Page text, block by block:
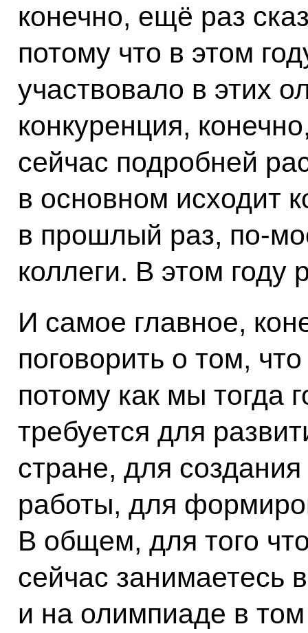
конечно, ещё раз
потому что в этом
участвовало в этих
конкуренция,
сейчас подробней
в основном исходит
в прошлый раз,
коллеги. В этом году
И самое главное,
поговорить о том,
потому как мы тогда
требуется для
стране, для
работы, для
В общем, для того
сейчас занимаетесь
и на олимпиаде в